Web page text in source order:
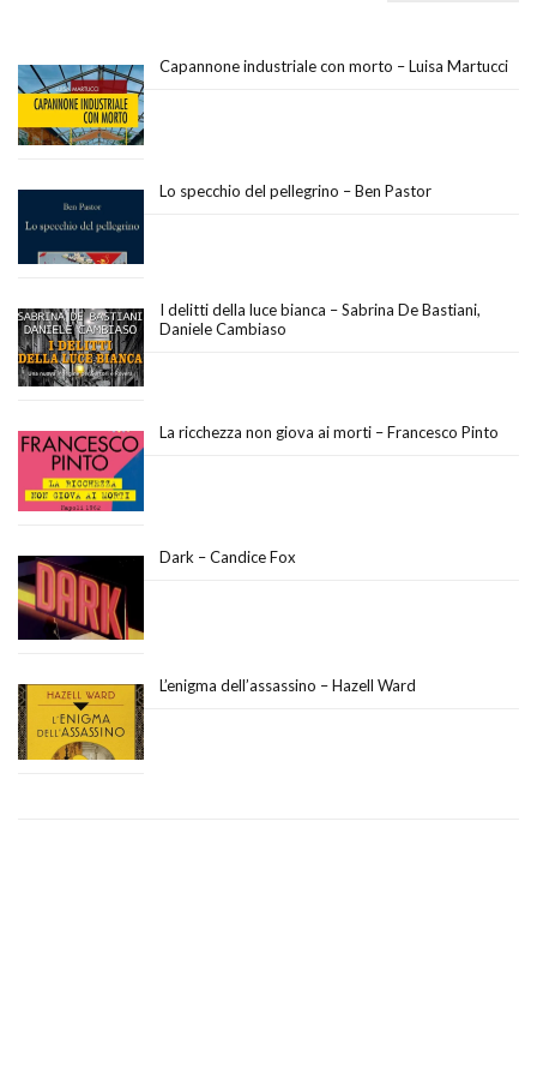
Capannone industriale con morto – Luisa Martucci
Lo specchio del pellegrino – Ben Pastor
I delitti della luce bianca – Sabrina De Bastiani,
Daniele Cambiaso
La ricchezza non giova ai morti – Francesco Pinto
Dark – Candice Fox
L’enigma dell’assassino – Hazell Ward